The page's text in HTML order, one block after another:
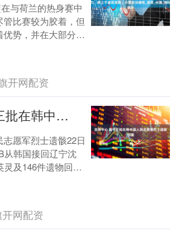
与荷兰的热身赛中
比赛较为胶着，但
势，并在大部分时
两端的压制效果十
开网配资
浩鼎中心 第十三批在韩中国人民志愿军烈士遗骸回国
愿军烈士遗骸22日
从韩国接回辽宁沈
及146件遗物回到
中韩双方在韩国....
网配资